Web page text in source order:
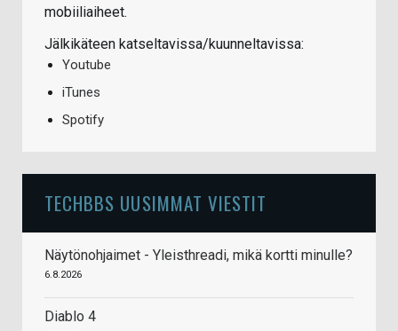
mobiiliaiheet.
Jälkikäteen katseltavissa/kuunneltavissa:
Youtube
iTunes
Spotify
TECHBBS UUSIMMAT VIESTIT
Näytönohjaimet - Yleisthreadi, mikä kortti minulle?
6.8.2026
Diablo 4